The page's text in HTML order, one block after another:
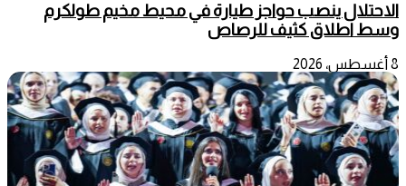
الاحتلال ينصب حواجز طيارة في محيط مخيم طولكرم
وسط اطلاق كثيف للرصاص
8 أغسطس، 2026